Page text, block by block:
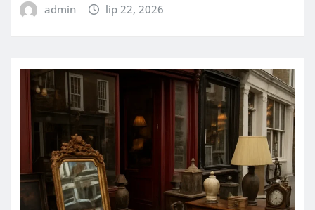
admin lip 22, 2026